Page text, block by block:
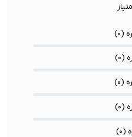
۰)
۰)
۰)
۰)
۰)